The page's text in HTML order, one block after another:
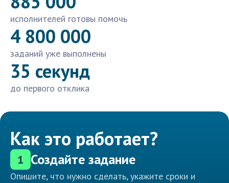
исполнителей готовы помочь
4 800 000
заданий уже выполнены
35 секунд
до первого отклика
Как это работает?
1 Создайте задание
Опишите, что нужно сделать, укажите сроки и